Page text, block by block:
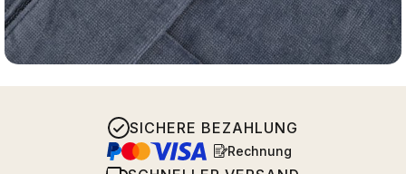
SICHERE BEZAHLUNG
Rechnung